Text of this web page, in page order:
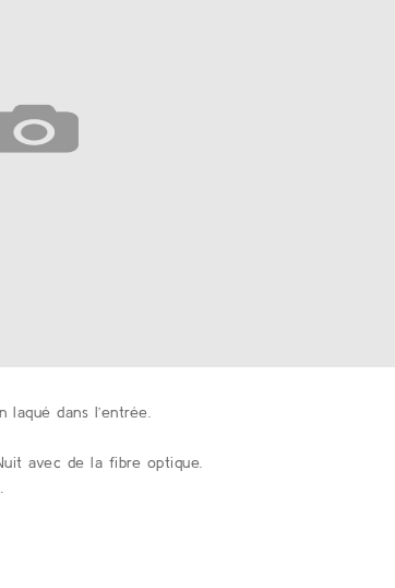
laqué dans l’entrée.
avec dela fibre optique.